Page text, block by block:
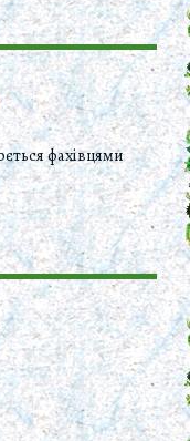
фахівцями